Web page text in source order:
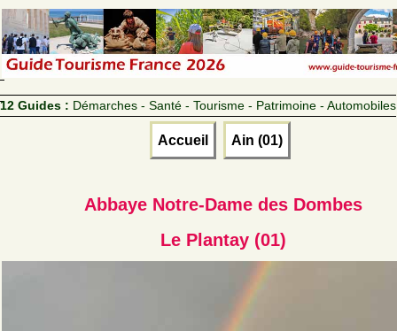
12 Guides : Démarches - Santé - Tourisme - Patrimoine - Automobiles
Accueil Ain (01)
Abbaye Notre-Dame des Dombes
Le Plantay (01)